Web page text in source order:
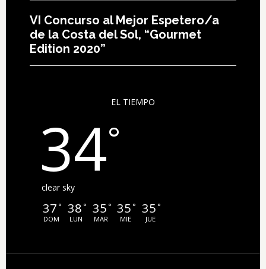
VI Concurso al Mejor Espetero/a
de la Costa del Sol, “Gourmet
Edition 2020”
EL TIEMPO
34°
clear sky
37 °
DOM
38 °
LUN
35 °
MAR
35 °
MIE
35 °
JUE